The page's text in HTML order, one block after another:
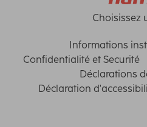
Choisissez
Informations
Confidentialité et Securité
Déclarations
Déclaration